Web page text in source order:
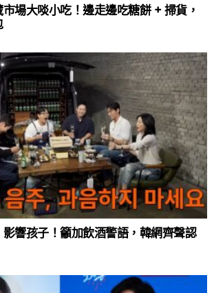
場大啖小吃！邊走邊吃糖餅 + 掃貨，
響孩子！籲加飲酒警語，韓網齊聲認